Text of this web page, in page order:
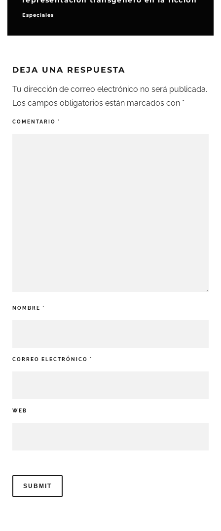
Especiales
DEJA UNA RESPUESTA
Tu dirección de correo electrónico no será publicada.
Los campos obligatorios están marcados con *
COMENTARIO *
NOMBRE *
CORREO ELECTRÓNICO *
WEB